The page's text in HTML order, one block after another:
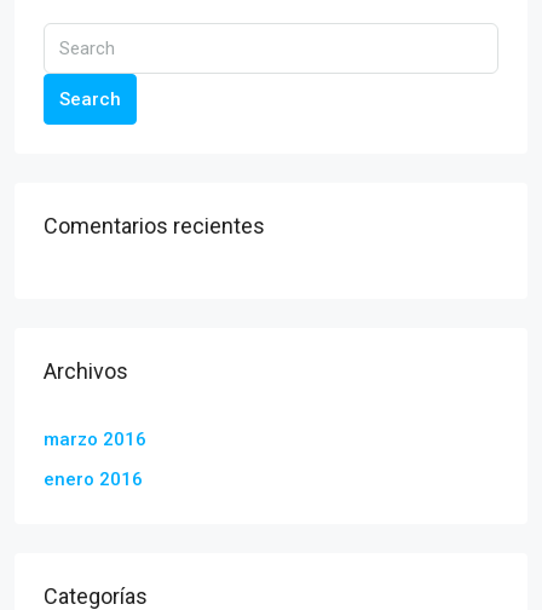
Search
Comentarios recientes
Archivos
marzo 2016
enero 2016
Categorías